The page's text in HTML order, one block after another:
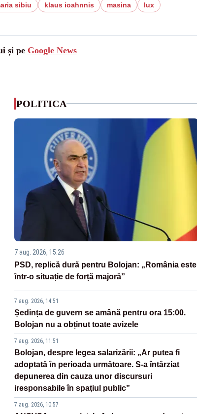
sibiu klaus ioahnnis masina
lux
și pe Google News
POLITICA
7 aug. 2026, 15:26
PSD, replică dură pentru Bolojan: „România este
într-o situație de forță majoră”
7 aug. 2026, 14:51
Ședința de guvern se amână pentru ora 15:00.
Bolojan nu a obținut toate avizele
7 aug. 2026, 11:51
Bolojan, despre legea salarizării: „Ar putea fi
adoptată în perioada următoare. S-a întârziat
depunerea din cauza unor discursuri
iresponsabile în spaţiul public”
7 aug. 2026, 10:57